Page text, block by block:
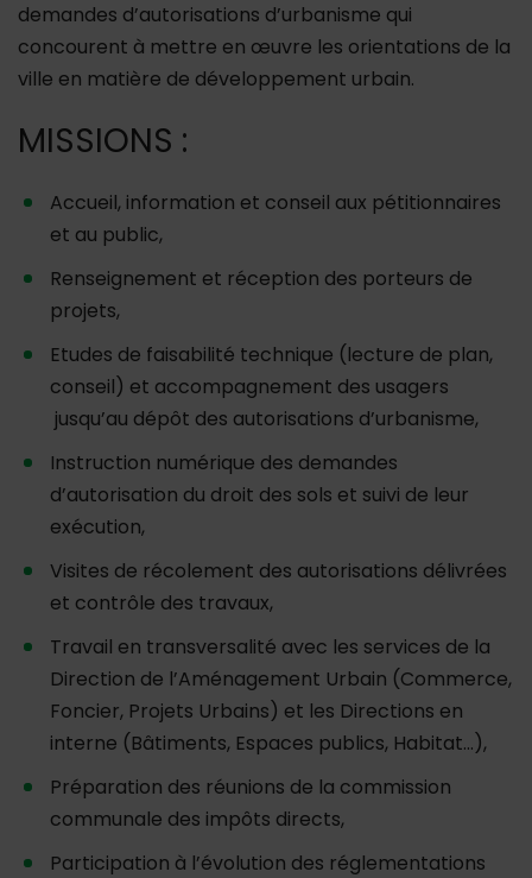
demandes d’autorisations d’urbanisme qui
concourent à mettre en œuvre les orientations de la
ville en matière de développement urbain.
MISSIONS :
Accueil, information et conseil aux pétitionnaires
et au public,
Renseignement et réception des porteurs de
projets,
Etudes de faisabilité technique (lecture de plan,
conseil) et accompagnement des usagers
jusqu’au dépôt des autorisations d’urbanisme,
Instruction numérique des demandes
d’autorisation du droit des sols et suivi de leur
exécution,
Visites de récolement des autorisations délivrées
et contrôle des travaux,
Travail en transversalité avec les services de la
Direction de l’Aménagement Urbain (Commerce,
Foncier, Projets Urbains) et les Directions en
interne (Bâtiments, Espaces publics, Habitat…),
Préparation des réunions de la commission
communale des impôts directs,
Participation à l’évolution des réglementations